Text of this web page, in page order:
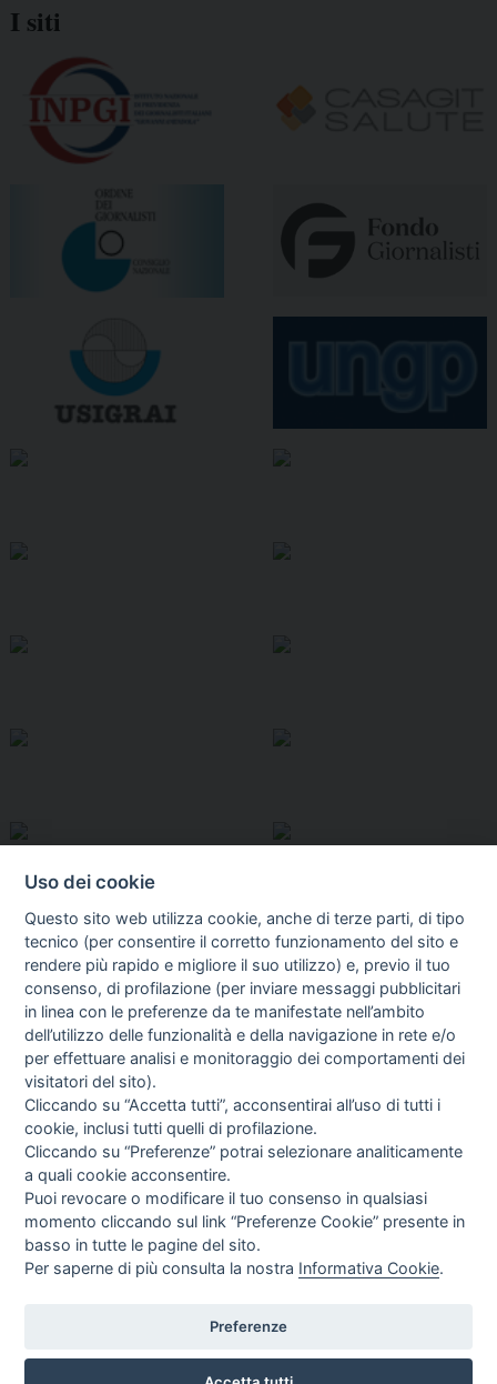
I siti
I libri Vedi tutti
Direttrice Responsabile: Alessandra Costante | Registrazione al Tribunale Civile
Uso dei cookie
Questo sito web utilizza cookie, anche di terze parti, di tipo
tecnico (per consentire il corretto funzionamento del sito e
rendere più rapido e migliore il suo utilizzo) e, previo il tuo
consenso, di profilazione (per inviare messaggi pubblicitari
in linea con le preferenze da te manifestate nell’ambito
dell’utilizzo delle funzionalità e della navigazione in rete e/o
per effettuare analisi e monitoraggio dei comportamenti dei
visitatori del sito).
Cliccando su “Accetta tutti”, acconsentirai all’uso di tutti i
cookie, inclusi tutti quelli di profilazione.
Cliccando su “Preferenze” potrai selezionare analiticamente
a quali cookie acconsentire.
Puoi revocare o modificare il tuo consenso in qualsiasi
momento cliccando sul link “Preferenze Cookie” presente in
basso in tutte le pagine del sito.
Per saperne di più consulta la nostra Informativa Cookie.
Preferenze